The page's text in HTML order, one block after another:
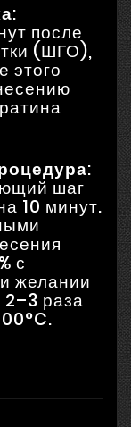
:
после
(ШГО),
этого
:
шаг
10 минут.
с
желании
2–3 раза